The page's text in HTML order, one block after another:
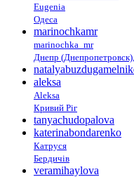
Eugenia
Одеса
marinochkamr
marinochka_mr
Днепр
aleksa
Aleksa
Кривий Ріг
tanyachudopalova
katerinabondarenko
Катруся
Бердичів
veramihaylova